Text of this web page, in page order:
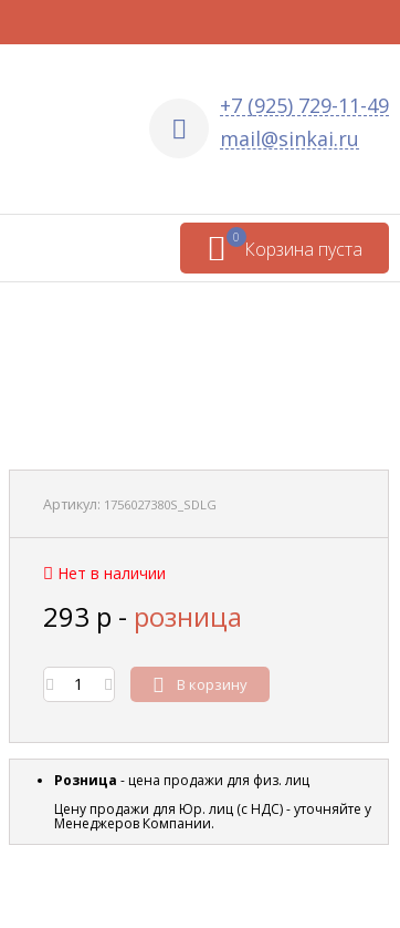
+7 (925) 729-11-49
mail@sinkai.ru
Корзина пуста
0
Артикул: 1756027380S_SDLG
Нет в наличии
293 р - розница
В корзину
Розница - цена продажи для физ. лиц
Цену продажи для Юр. лиц (с НДС) - уточняйте у
Менеджеров Компании.